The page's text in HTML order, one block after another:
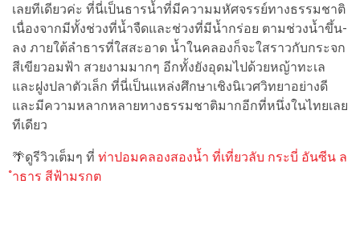
เลยทีเดียวค่ะ ที่นี่เป็นธารน้ำที่มีความมหัศจรรย์ทางธรรมชาติ
เนื่องจากมีทั้งช่วงที่น้ำจืดและช่วงที่มีน้ำกร่อย ตามช่วงน้ำขึ้น-
ลง ภายใต้ลำธารที่ใสสะอาด น้ำในคลองก็จะใสราวกับกระจก
สีเขียวอมฟ้า สวยงามมากๆ อีกทั้งยังอุดมไปด้วยหญ้าทะเล
และฝูงปลาตัวเล็ก ที่นี่เป็นแหล่งศึกษาเชิงนิเวศวิทยาอย่างดี
และมีความหลากหลายทางธรรมชาติมากอีกที่หนึ่งในไทยเลย
ทีเดียว
🌴ดูรีวิวเต็มๆ ที่ ท่าปอมคลองสองน้ำ ที่เที่ยวลับ กระบี่ อันซีน ล
ำธาร สีฟ้ามรกต